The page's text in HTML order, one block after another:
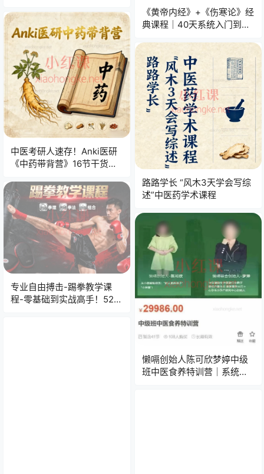
《黄帝内经》+《伤寒论》经
典课程｜40天系统入门到进
中医考研人速存！Anki医研
《中药带背营》16节干货视
路路学长 “风木3天学会写综
述”中医药学术课程
专业自由搏击-踢拳教学课
程-零基础到实战高手！52节
懒嗝创始人陈可欣梦婷中级
班中医食养特训营｜系统掌